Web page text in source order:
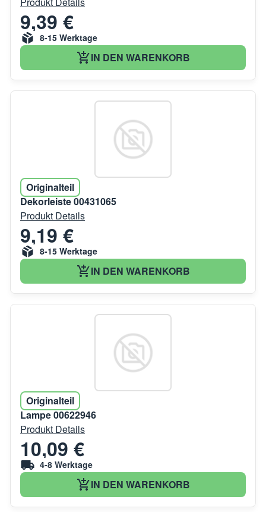
9,39 €
8-15 Werktage
IN DEN WARENKORB
Originalteil
Dekorleiste 00431065
Produkt Details
9,19 €
8-15 Werktage
IN DEN WARENKORB
Originalteil
Lampe 00622946
Produkt Details
10,09 €
4-8 Werktage
IN DEN WARENKORB